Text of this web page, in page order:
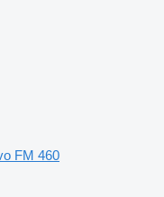
FM 460